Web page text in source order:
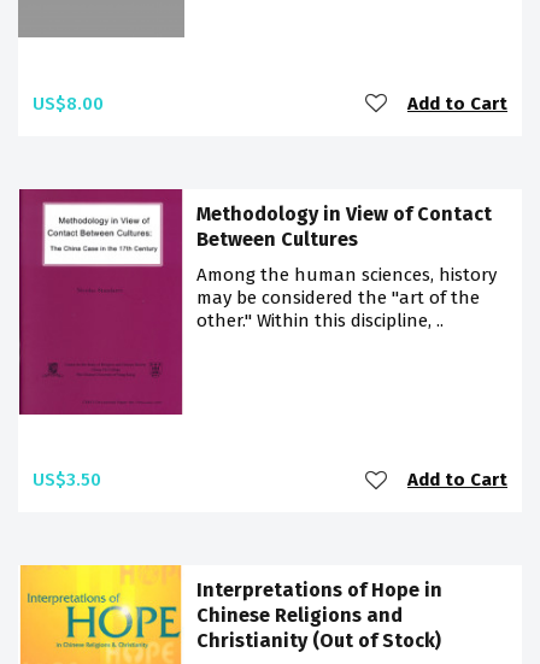
US$8.00 Add to Cart
Methodology in View of Contact
Between Cultures
Among the human sciences, history
may be considered the "art of the
other." Within this discipline, ..
US$3.50 Add to Cart
Interpretations of Hope in
Chinese Religions and
Christianity (Out of Stock)